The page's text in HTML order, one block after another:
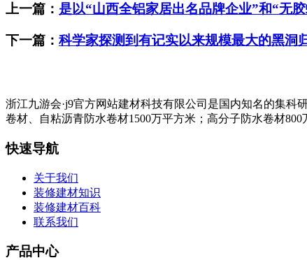
上一篇： 是以“山西全铝家居出名品牌企业”和“无
下一篇： 科学家探测到有记实以来规模最大的黑洞
浙江九游会·j9官方网站建材科技有限公司是国内知名的集
卷材、自粘沥青防水卷材1500万平方米；高分子防水卷材800
快速导航
关于我们
装修建材知识
装修建材百科
联系我们
产品中心